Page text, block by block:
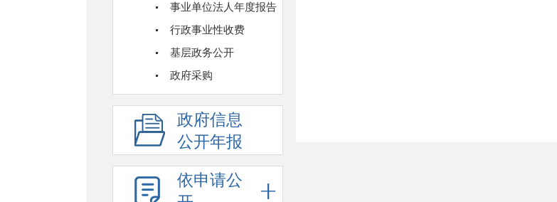
事业单位法人年度报告
行政事业性收费
基层政务公开
政府采购
政府信息
公开年报
依申请公